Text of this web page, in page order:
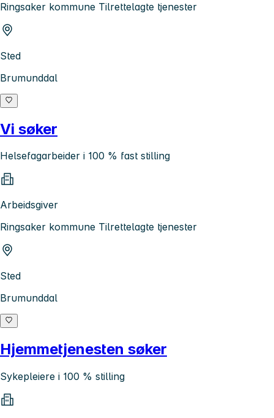
Ringsaker kommune Tilrettelagte tjenester
Sted
Brumunddal
Vi søker
Helsefagarbeider i 100 % fast stilling
Arbeidsgiver
Ringsaker kommune Tilrettelagte tjenester
Sted
Brumunddal
Hjemmetjenesten søker
Sykepleiere i 100 % stilling